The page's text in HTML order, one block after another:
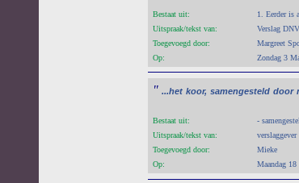
Bestaat uit:
1. Eerder is
Uitspraak/tekst van:
Verslag
Toegevoegd door:
Margreet
Op:
Zondag 3
" ...het koor, samengesteld door
Bestaat uit:
-
Uitspraak/tekst van:
verslaggever
Toegevoegd door:
Mieke
Op:
Maandag